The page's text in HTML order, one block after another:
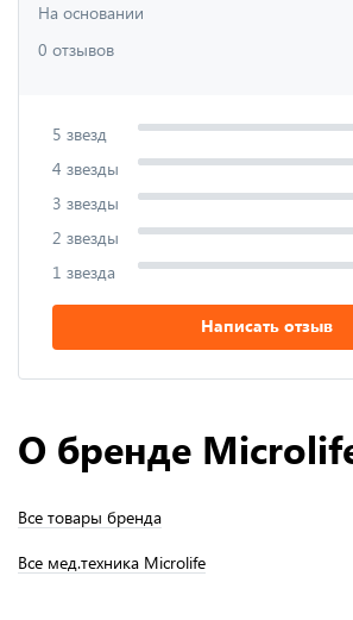
На основании
0 отзывов
5 звезд
4 звезды
3 звезды
2 звезды
1 звезда
Написать отзыв
О бренде
Все товары бренда
Все мед.техника Microlife